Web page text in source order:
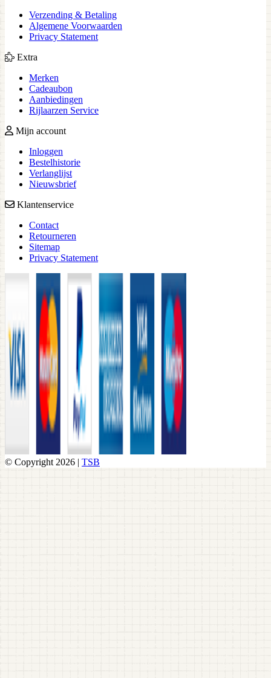
Verzending & Betaling
Algemene Voorwaarden
Privacy Statement
Extra
Merken
Cadeaubon
Aanbiedingen
Rijlaarzen Service
Mijn account
Inloggen
Bestelhistorie
Verlanglijst
Nieuwsbrief
Klantenservice
Contact
Retourneren
Sitemap
Privacy Statement
© Copyright 2026 | TSB